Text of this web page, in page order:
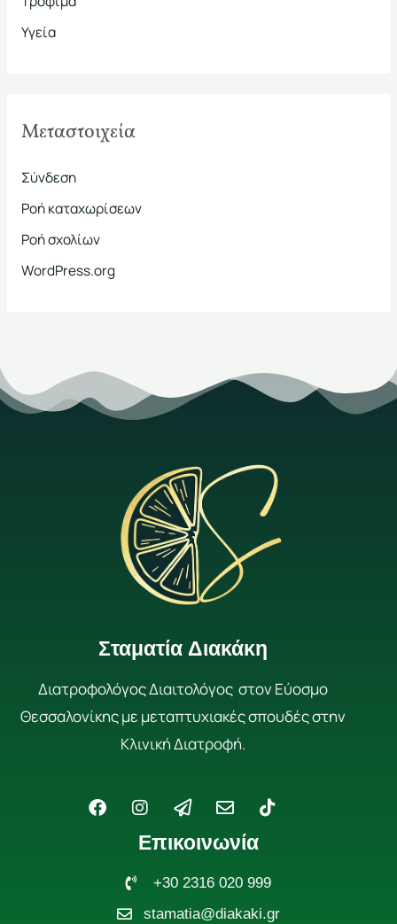
Υγεία
Μεταστοιχεία
Σύνδεση
Ροή καταχωρίσεων
Ροή σχολίων
WordPress.org
Σταματία Διακάκη
Διατροφολόγος Διαιτολόγος στον Εύοσμο
Θεσσαλονίκης με μεταπτυχιακές σπουδές στην
Κλινική Διατροφή.
F
a
I
n
s
t
P
a
p
e
-
p
E
n
v
e
o
p
T
i
k
Επικοινωνία
+30 2316 020 999
stamatia@diakaki.gr